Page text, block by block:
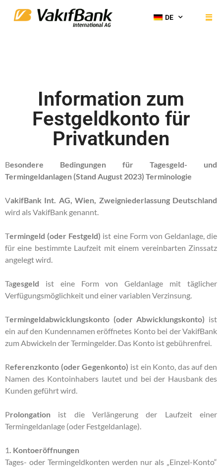
DE
Information zum
Festgeldkonto für
Privatkunden
Besondere Bedingungen für Tagesgeld- und
Termingeldanlagen (Stand August 2023) Terminologie
VakifBank Int. AG, Wien, Zweigniederlassung Deutschland
wird als VakifBank genannt.
Termingeld (oder Festgeld) ist eine Form von Geldanlage, die
für eine bestimmte Laufzeit mit einem vereinbarten Zinssatz
angelegt wird.
Tagesgeld ist eine Form von Geldanlage mit täglicher
Verfügungsmöglichkeit und einer variablen Verzinsung.
Termingeldabwicklungskonto (oder Abwicklungskonto) ist
ein auf den Kundennamen eröffnetes Konto bei der VakifBank
zum Abwickeln der Termingelder. Das Konto ist gebührenfrei.
Referenzkonto (oder Gegenkonto) ist ein Konto, das auf den
Namen des Kontoinhabers lautet und bei der Hausbank des
Kunden geführt wird.
Prolongation ist die Verlängerung der Laufzeit einer
Termingeldanlage (oder Festgeldanlage).
1. Kontoeröffnungen
Tages- oder Termingeldkonten werden nur als „Einzel-Konto“